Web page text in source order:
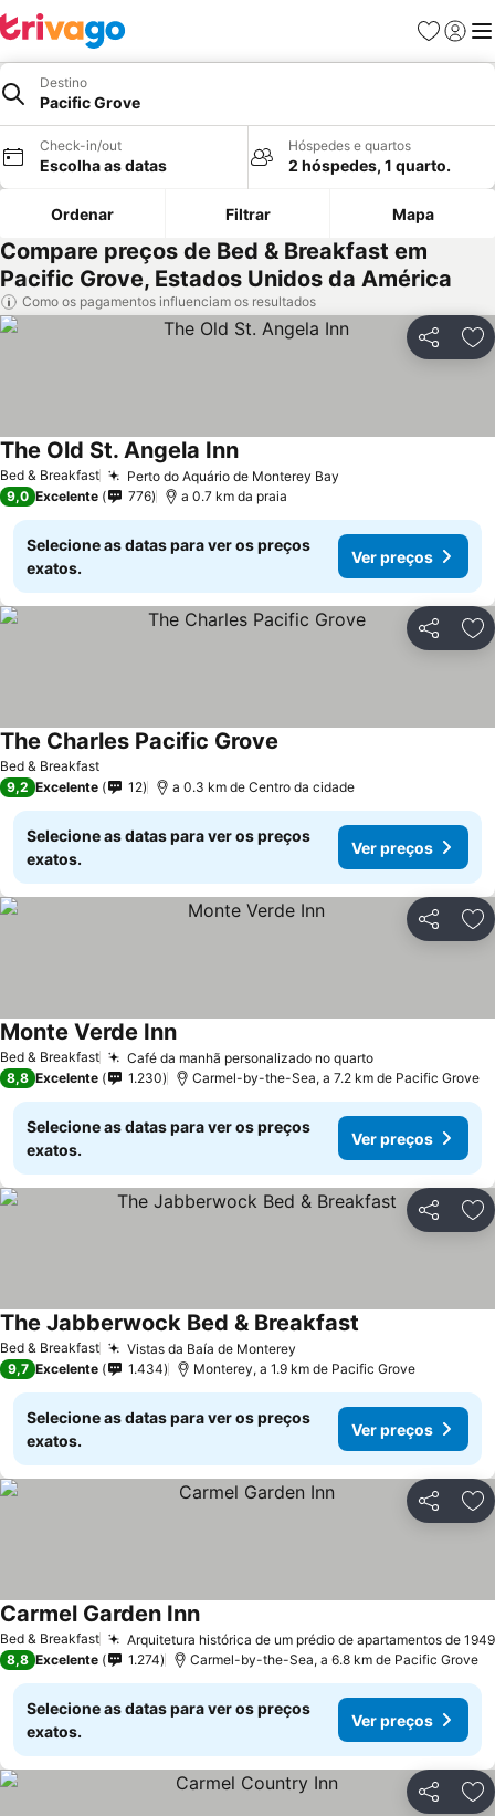
Favoritos
Iniciar
Destino
Pacific Grove
Check-in/out
Escolha as datas
Hóspedes e quartos
2 hóspedes, 1 quarto.
Ordenar Filtrar Mapa
Compare preços de Bed & Breakfast em
Pacific Grove, Estados Unidos da América
Como os pagamentos influenciam os resultados
Partilhar
Bed & Breakfast Perto do Aquário de Monterey Bay
The Old St. Angela InnVer preços
9,0 Excelente 776 a 0.7 km da praia
Selecione as datas para ver os preços
exatos.
Ver preços
Partilhar
Bed & Breakfast
The Charles Pacific Grove
9,2 Excelente 12 a 0.3 km de Centro da cidade
Selecione as datas para ver os preços
exatos.
Ver preços
Partilhar
Bed & Breakfast Café da manhã personalizado no quartoVer preços
Monte Verde InnVer preços
8,8 Excelente 1.230 Carmel-by-the-Sea, a 7.2 km de Pacific Grove
Selecione as datas para ver os preços
exatos.
Ver preços
Partilhar
Bed & Breakfast Vistas da Baía de Monterey
The Jabberwock Bed & Breakfast
9,7 Excelente 1.434 Monterey, a 1.9 km de Pacific Grove
Selecione as datas para ver os preços
exatos.
Ver preços
Partilhar
Bed & Breakfast Arquitetura histórica de um prédio de apartamentos de 1949
Carmel Garden InnVer preços
8,8 Excelente 1.274 Carmel-by-the-Sea, a 6.8 km de Pacific Grove
Selecione as datas para ver os preços
exatos.
Ver preços
Partilhar